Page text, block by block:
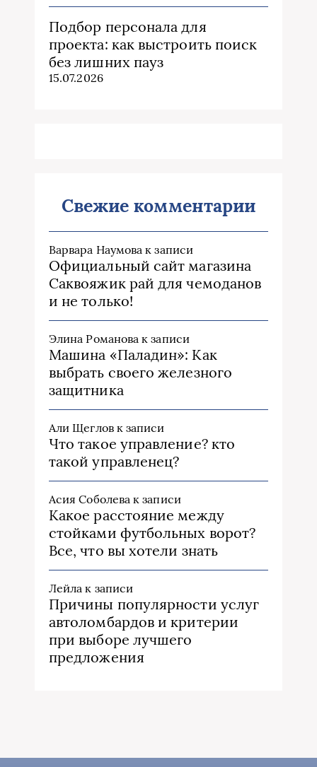
Подбор персонала для
проекта: как выстроить поиск
без лишних пауз
15.07.2026
Свежие комментарии
Варвара Наумова к записи
Официальный сайт магазина
Саквояжик рай для чемоданов
и не только!
Элина Романова к записи
Машина «Паладин»: Как
выбрать своего железного
защитника
Али Щегловк записи
Что такое управление? кто
такой управленец?
Асия Соболева к записи
Какое расстояние между
стойками футбольных ворот?
Все, что вы хотели знать
Лейла к записи
Причины популярности услуг
автоломбардов и критерии
при выборе лучшего
предложения